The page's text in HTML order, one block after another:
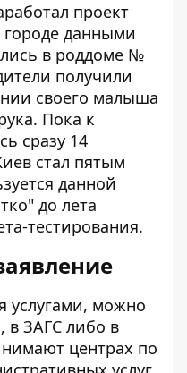
проект
данными
в роддоме №
получили
своего малыша
Пока к
сразу 14
стал пятым
данной
до лета
тестирования.
услугами, можно
в ЗАГС либо в
центрах по